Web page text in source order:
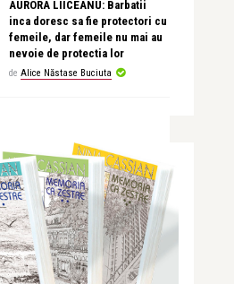
AURORA LIICEANU: Barbatii
inca doresc sa fie protectori cu
femeile, dar femeile nu mai au
nevoie de protectia lor
de Alice Năstase Buciuta